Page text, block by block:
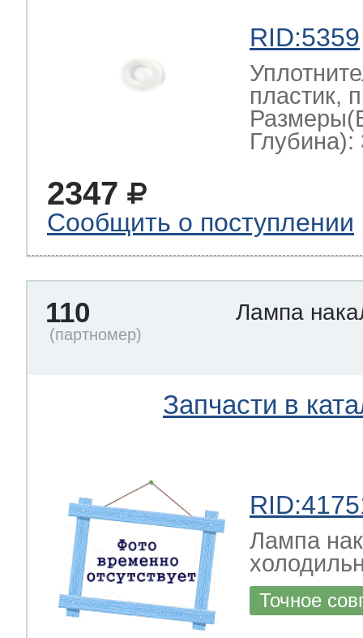
RID:5359
пластик,
Глубина):
2347
Сообщить о поступлении
110 Лампа
Запчасти в
Лампа
Точное